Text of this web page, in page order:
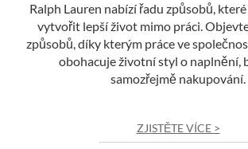
Ralph Lauren nabízí řadu způsobů,
vytvořit lepší život mimo práci.
způsobů, díky kterým práce ve
obohacuje životní styl o naplnění,
samozřejmě nakupování.
ZJISTĚTE VÍCE >